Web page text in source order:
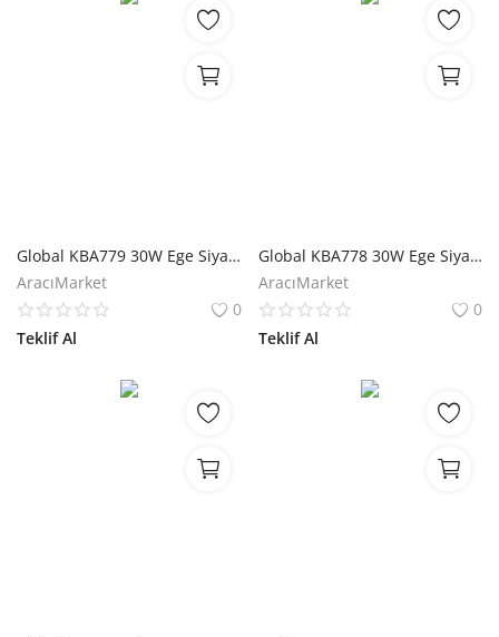
Global KBA779 30W Ege Siyah Solar Park Bahçe Armatürü
AracıMarket
0
Teklif Al
Global KBA778 30W Ege Siyah Solar Kazıklı Çim Armatürü
AracıMarket
0
Teklif Al